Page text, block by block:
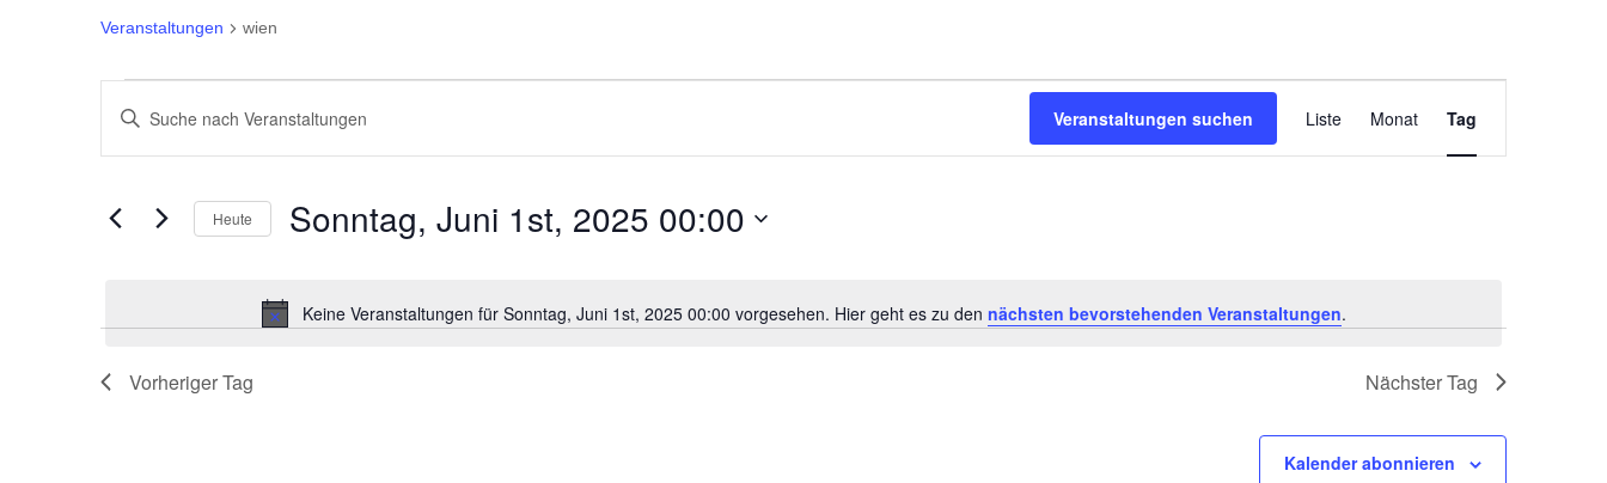
Veranstaltungen wien
Veranstaltungen
für
Sonntag,
1st,
2025
Hinweis
Keine Veranstaltungen für Sonntag, Juni 1st, 2025 00:00 vorgesehen. Hier geht es zu den nächsten bevorstehenden Veranstaltungen.
Veranstaltungen
Suche
und
Navigation
Bitte
Schlüsselwort
Suche
Veranstaltungen
Schlüsselwort.
Veranstaltungen suchen Liste Monat Tag
Heute Sonntag, Juni 1st, 2025 00:00
Vorheriger Tag Nächster Tag
Kalender abonnieren